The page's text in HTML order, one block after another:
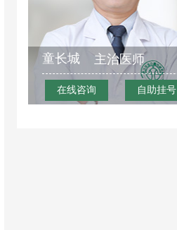
童长城 主治医师
在线咨询 自助挂号